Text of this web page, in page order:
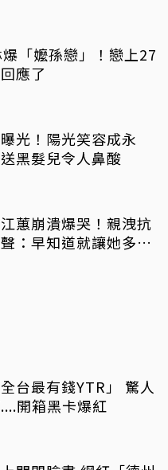
「嬤孫戀」！戀上27
應了
光！陽光笑容成永
黑髮兒令人鼻酸
蕙崩潰爆哭！親洩抗
：早知道就讓她多化
台最有錢YTR」 驚人
開箱黑卡爆紅